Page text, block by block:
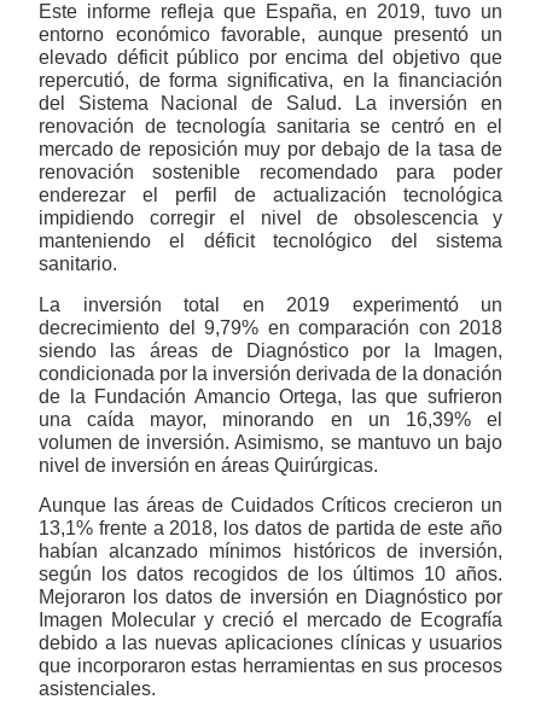
Este informe refleja que España, en 2019, tuvo un
entorno económico favorable, aunque presentó un
elevado déficit público por encima del objetivo que
repercutió, de forma significativa, en la financiación
del Sistema Nacional de Salud. La inversión en
renovación de tecnología sanitaria se centró en el
mercado de reposición muy por debajo de la tasa de
renovación sostenible recomendado para poder
enderezar el perfil de actualización tecnológica
impidiendo corregir el nivel de obsolescencia y
manteniendo el déficit tecnológico del sistema
sanitario.
La inversión total en 2019 experimentó un
decrecimiento del 9,79% en comparación con 2018
siendo las áreas de Diagnóstico por la Imagen,
condicionada por la inversión derivada de la donación
de la Fundación Amancio Ortega, las que sufrieron
una caída mayor, minorando en un 16,39% el
volumen de inversión. Asimismo, se mantuvo un bajo
nivel de inversión en áreas Quirúrgicas.
Aunque las áreas de Cuidados Críticos crecieron un
13,1% frente a 2018, los datos de partida de este año
habían alcanzado mínimos históricos de inversión,
según los datos recogidos de los últimos 10 años.
Mejoraron los datos de inversión en Diagnóstico por
Imagen Molecular y creció el mercado de Ecografía
debido a las nuevas aplicaciones clínicas y usuarios
que incorporaron estas herramientas en sus procesos
asistenciales.